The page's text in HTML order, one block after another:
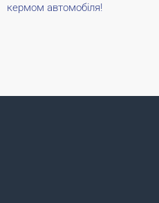
кермом автомобіля!